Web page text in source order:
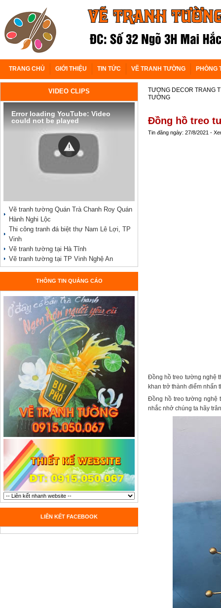
TRANG CHỦ GIỚI THIỆU TIN TỨC VẼ TRANH TƯỜNG PHÒNG
VIDEO CLIPS
Error loading YouTube: Video
could not be played
Vẽ tranh tường Quán Trà Chanh Roy Quán
Hành Nghi Lộc
Thi công tranh đá biệt thự Nam Lê Lợi, TP
Vinh
Vẽ tranh tường tại Hà Tĩnh
Vẽ tranh tường tại TP Vinh Nghệ An
THÔNG TIN QUẢNG CÁO
LIÊN KẾT FACEBOOK
TƯỢNG DECOR TRANG
TƯỜNG
Đồng hồ treo
Tin đăng ngày: 27/8/2021 -
Đồng hồ treo tường nghệ
khan trở thành điểm nhấn
Đồng hồ treo tường nghệ
nhắc nhở chúng ta hãy